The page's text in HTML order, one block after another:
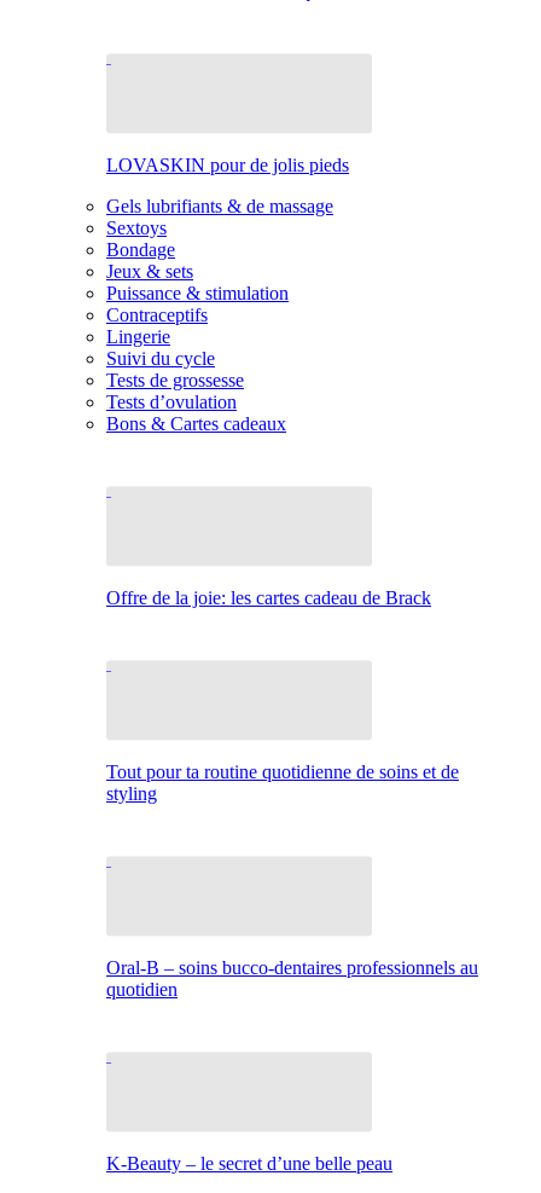
LOVASKIN pour de jolis pieds
Gels lubrifiants & de massage
Sextoys
Bondage
Jeux & sets
Puissance & stimulation
Contraceptifs
Lingerie
Suivi du cycle
Tests de grossesse
Tests d’ovulation
Bons & Cartes cadeaux
Offre de la joie: les cartes cadeau de Brack
Tout pour ta routine quotidienne de soins et de
styling
Oral-B – soins bucco-dentaires professionnels au
quotidien
K-Beauty – le secret d’une belle peau